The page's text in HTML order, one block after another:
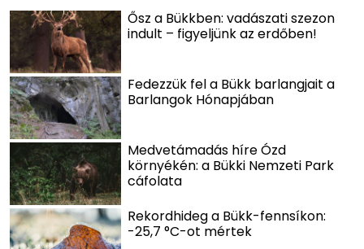
Ősz a Bükkben: vadászati szezon
indult – figyeljünk az erdőben!
Fedezzük fel a Bükk barlangjait a
Barlangok Hónapjában
Medvetámadás híre Ózd
környékén: a Bükki Nemzeti Park
cáfolata
Rekordhideg a Bükk-fennsíkon:
-25,7 °C-ot mértek